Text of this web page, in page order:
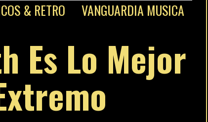
& RETRO VANGUARDIA MUSICA
Es Lo Mejor